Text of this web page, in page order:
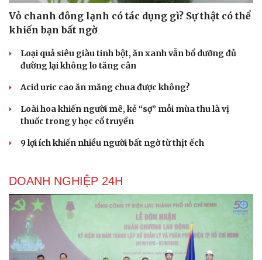
Du lịch
Tư vấn
check-in
Câu chuyện thời sự
Cửa sổ tình yêu
Vỏ chanh đông lạnh có tác dụng gì? Sự thật có thể
khiến bạn bất ngờ
Loại quả siêu giàu tinh bột, ăn xanh vẫn bổ dưỡng đủ
đường lại không lo tăng cân
Acid uric cao ăn măng chua được không?
Loài hoa khiến người mê, kẻ “sợ” mỗi mùa thu là vị
thuốc trong y học cổ truyền
9 lợi ích khiến nhiều người bất ngờ từ thịt ếch
DOANH NGHIỆP 24H